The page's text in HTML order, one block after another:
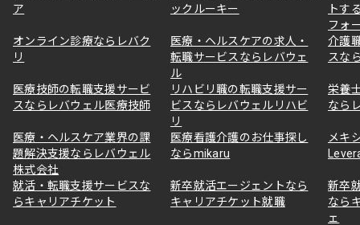
ア
ックルーキー
トす
フォ
オンライン診療ならレバク
リ
医療・ヘルスケアの求人・
転職サービスならレバウェ
ル
介護
スな
医療技師の転職支援サービ
スならレバウェル医療技師
リハビリ職の転職支援サー
ビスならレバウェルリハビ
リ
栄養
なら
医療・ヘルスケア業界の課
題解決支援ならレバウェル
株式会社
医療看護介護のお仕事探し
ならmikaru
メキ
就活・転職支援サービスな
らキャリアチケット
新卒就活エージェントなら
キャリアチケット就職
新卒
なら
ェ